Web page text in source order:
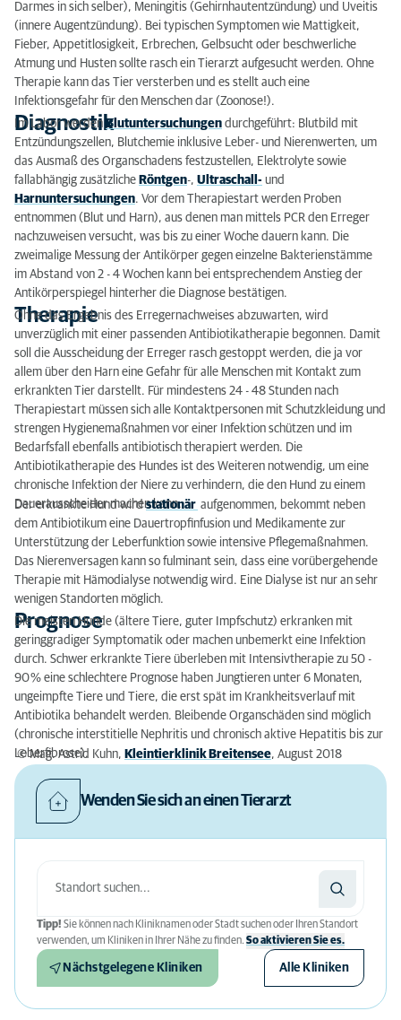
Darmes in sich selber), Meningitis (Gehirnhautentzündung) und Uveitis
(innere Augentzündung). Bei typischen Symptomen wie Mattigkeit,
Fieber, Appetitlosigkeit, Erbrechen, Gelbsucht oder beschwerliche
Atmung und Husten sollte rasch ein Tierarzt aufgesucht werden. Ohne
Therapie kann das Tier versterben und es stellt auch eine
Infektionsgefahr für den Menschen dar (Zoonose!).
Diagnostik
Im Labor werden Blutuntersuchungen durchgeführt: Blutbild mit
Entzündungszellen, Blutchemie inklusive Leber- und Nierenwerten, um
das Ausmaß des Organschadens festzustellen, Elektrolyte sowie
fallabhängig zusätzliche Röntgen-, Ultraschall- und
Harnuntersuchungen. Vor dem Therapiestart werden Proben
entnommen (Blut und Harn), aus denen man mittels PCR den Erreger
nachzuweisen versucht, was bis zu einer Woche dauern kann. Die
zweimalige Messung der Antikörper gegen einzelne Bakterienstämme
im Abstand von 2 - 4 Wochen kann bei entsprechendem Anstieg der
Antikörperspiegel hinterher die Diagnose bestätigen.
Therapie
Ohne das Ergebnis des Erregernachweises abzuwarten, wird
unverzüglich mit einer passenden Antibiotikatherapie begonnen. Damit
soll die Ausscheidung der Erreger rasch gestoppt werden, die ja vor
allem über den Harn eine Gefahr für alle Menschen mit Kontakt zum
erkrankten Tier darstellt. Für mindestens 24 - 48 Stunden nach
Therapiestart müssen sich alle Kontaktpersonen mit Schutzkleidung und
strengen Hygienemaßnahmen vor einer Infektion schützen und im
Bedarfsfall ebenfalls antibiotisch therapiert werden. Die
Antibiotikatherapie des Hundes ist des Weiteren notwendig, um eine
chronische Infektion der Niere zu verhindern, die den Hund zu einem
Dauerausscheider machen kann.
Der erkrankte Hund wirdstationär aufgenommen, bekommt neben
dem Antibiotikum eine Dauertropfinfusion und Medikamente zur
Unterstützung der Leberfunktion sowie intensive Pflegemaßnahmen.
Das Nierenversagen kann so fulminant sein, dass eine vorübergehende
Therapie mit Hämodialyse notwendig wird. Eine Dialyse ist nur an sehr
wenigen Standorten möglich.
Prognose
Die meisten Hunde (ältere Tiere, guter Impfschutz) erkranken mit
geringgradiger Symptomatik oder machen unbemerkt eine Infektion
durch. Schwer erkrankte Tiere überleben mit Intensivtherapie zu 50 -
90 % eine schlechtere Prognose haben Jungtieren unter 6 Monaten,
ungeimpfte Tiere und Tiere, die erst spät im Krankheitsverlauf mit
Antibiotika behandelt werden. Bleibende Organschäden sind möglich
(chronische interstitielle Nephritis und chronisch aktive Hepatitis bis zur
Leberfibrose).
© Mag. Astrid Kuhn, Kleintierklinik Breitensee, August 2018
Wenden Sie sich an einen Tierarzt
Tipp! Sie können nach Kliniknamen oder Stadt suchen oder Ihren Standort
verwenden, um Kliniken in Ihrer Nähe zu finden. So aktivieren Sie es.
Nächstgelegene Kliniken Alle Kliniken